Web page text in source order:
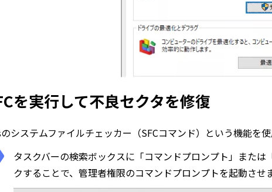
を実行して不良セクタを修復
システムファイルチェッカー（SFCコマンド）という機能を
タスクバーの検索ボックスに「コマンドプロンプト」また
クすることで、管理者権限のコマンドプロンプトを起動させま